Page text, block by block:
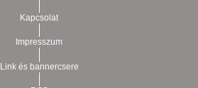
Kapcsolat
Impresszum
Link és bannercsere